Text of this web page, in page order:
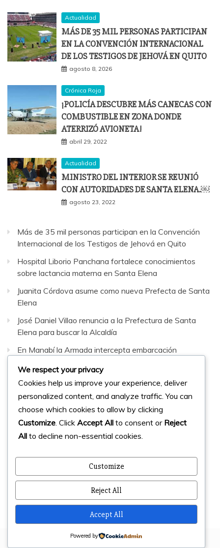
Actualidad
MÁS DE 35 MIL PERSONAS PARTICIPAN
EN LA CONVENCIÓN INTERNACIONAL
DE LOS TESTIGOS DE JEHOVÁ EN QUITO
agosto 8, 2026
Crónica Roja
¡POLICÍA DESCUBRE MÁS CANECAS CON
COMBUSTIBLE EN ZONA DONDE
ATERRIZÓ AVIONETA!
abril 29, 2022
Actualidad
MINISTRO DEL INTERIOR SE REUNIÓ
CON AUTORIDADES DE SANTA ELENA.￼
agosto 23, 2022
Más de 35 mil personas participan en la Convención
Internacional de los Testigos de Jehová en Quito
Hospital Liborio Panchana fortalece conocimientos
sobre lactancia materna en Santa Elena
Juanita Córdova asume como nueva Prefecta de Santa
Elena
José Daniel Villao renuncia a la Prefectura de Santa
Elena para buscar la Alcaldía
En Manabí la Armada intercepta embarcación
fiscalización
Facebook
Instagram
Twitter
© 2023 Micharts. Todos los derechos reservados.
We respect your privacy
Cookies help us improve your experience, deliver
personalized content, and analyze traffic. You can
choose which cookies to allow by clicking
Customize . Click Accept All to consent or Reject
All to decline non-essential cookies.
Customize
Reject All
Accept All
Powered by